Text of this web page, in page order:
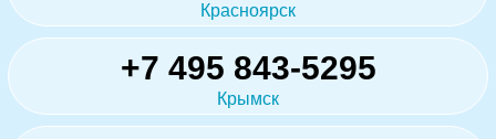
Красноярск
+7 495 843-5295
Крымск